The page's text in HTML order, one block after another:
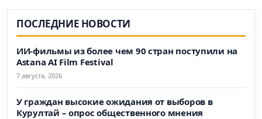
ПОСЛЕДНИЕ НОВОСТИ
ИИ-фильмы из более чем 90 стран поступили на
Astana AI Film Festival
7 августа, 2026
У граждан высокие ожидания от выборов в
Курултай – опрос общественного мнения